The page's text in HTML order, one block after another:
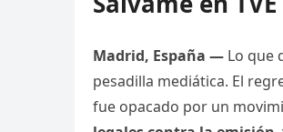
Madrid, España — Lo que
pesadilla mediática. El
fue opacado por un